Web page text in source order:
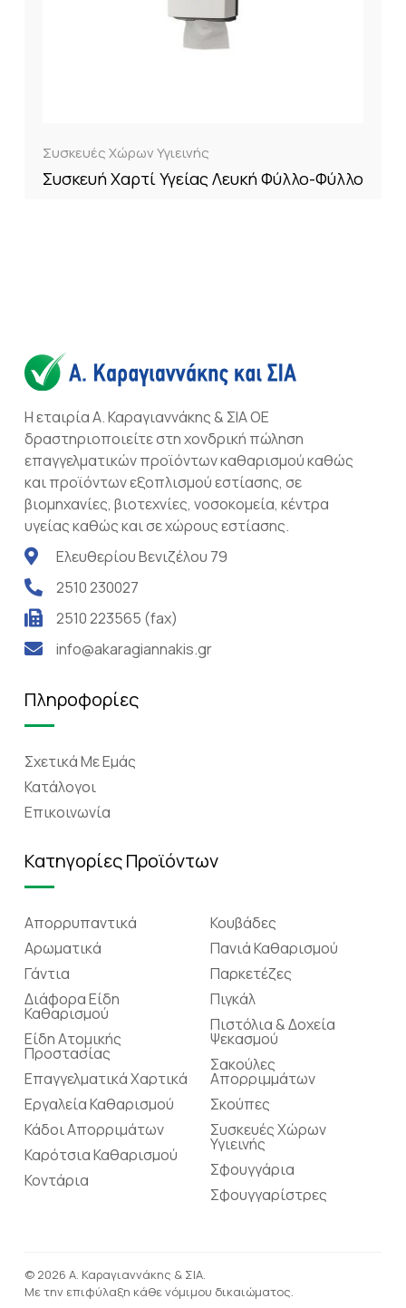
Συσκευές Χώρων Υγιεινής
Συσκευή Χαρτί Υγείας Λευκή Φύλλο-Φύλλο
Η εταιρία Α. Καραγιαννάκης & ΣΙΑ ΟΕ
δραστηριοποιείτε στη χονδρική πώληση
επαγγελματικών προϊόντων καθαρισμού καθώς
και προϊόντων εξοπλισμού εστίασης, σε
βιομηχανίες, βιοτεχνίες, νοσοκομεία, κέντρα
υγείας καθώς και σε χώρους εστίασης.
Ελευθερίου Βενιζέλου 79
2510 230027
2510 223565 (fax)
info@akaragiannakis.gr
Πληροφορίες
Σχετικά Mε Eμάς
Κατάλογοι
Επικοινωνία
Κατηγορίες Προϊόντων
Απορρυπαντικά
Αρωματικά
Γάντια
Διάφορα Είδη
Καθαρισμού
Είδη Ατομικής
Προστασίας
Επαγγελματικά Χαρτικά
Εργαλεία Καθαρισμού
Κάδοι Απορριμάτων
Καρότσια Καθαρισμού
Κοντάρια
Κουβάδες
Πανιά Καθαρισμού
Παρκετέζες
Πιγκάλ
Πιστόλια & Δοχεία
Ψεκασμού
Σακούλες
Απορριμμάτων
Σκούπες
Συσκευές Χώρων
Υγιεινής
Σφουγγάρια
Σφουγγαρίστρες
© 2026 Α. Καραγιαννάκης & ΣΙΑ.
Με την επιφύλαξη κάθε νόμιμου δικαιώματος.